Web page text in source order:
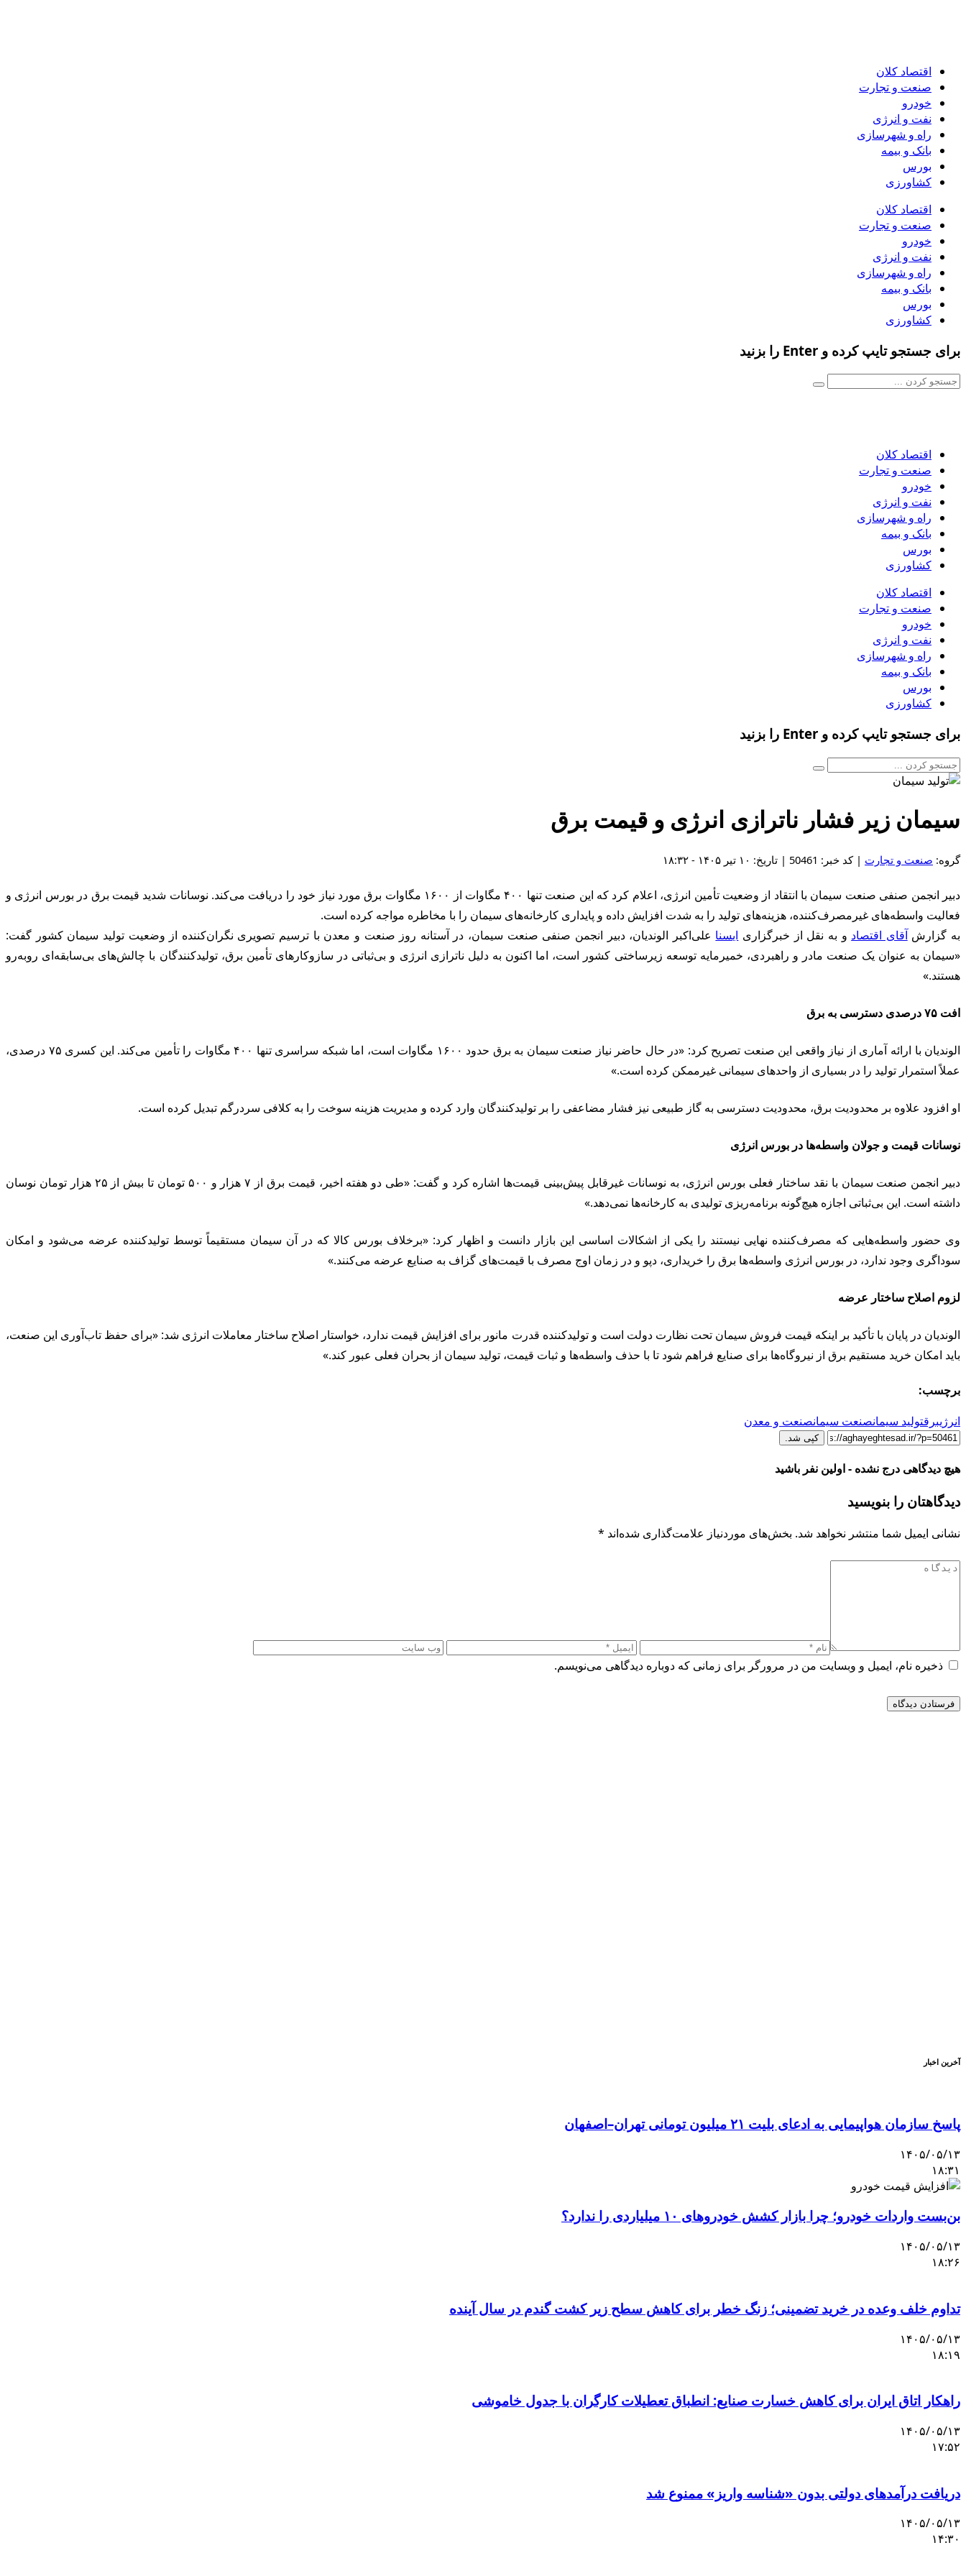
اقتصاد کلان
صنعت و تجارت
خودرو
نفت و انرژی
راه و شهرسازی
بانک و بیمه
بورس
کشاورزی
اقتصاد کلان
صنعت و تجارت
خودرو
نفت و انرژی
راه و شهرسازی
بانک و بیمه
بورس
کشاورزی
برای جستجو تایپ کرده و Enter را بزنید
اقتصاد کلان
صنعت و تجارت
خودرو
نفت و انرژی
راه و شهرسازی
بانک و بیمه
بورس
کشاورزی
اقتصاد کلان
صنعت و تجارت
خودرو
نفت و انرژی
راه و شهرسازی
بانک و بیمه
بورس
کشاورزی
برای جستجو تایپ کرده و Enter را بزنید
سیمان زیر فشار ناترازی انرژی و قیمت برق
گروه: صنعت و تجارت | کد خبر: 50461 | تاریخ: ۱۰ تیر ۱۴۰۵ - ۱۸:۳۲
دبیر انجمن صنفی صنعت سیمان با انتقاد از وضعیت تأمین انرژی، اعلام کرد که این صنعت تنها ۴۰۰ مگاوات از ۱۶۰۰ مگاوات برق مورد نیاز خود را دریافت می‌کند. نوسانات شدید قیمت برق در بورس انرژی و
فعالیت واسطه‌های غیرمصرف‌کننده، هزینه‌های تولید را به شدت افزایش داده و پایداری کارخانه‌های سیمان را با مخاطره مواجه کرده است.
به گزارشآقای اقتصاد و به نقل از خبرگزاری ایسنا علی‌اکبر الوندیان، دبیر انجمن صنفی صنعت سیمان، در آستانه روز صنعت و معدن با ترسیم تصویری نگران‌کننده از وضعیت تولید سیمان کشور گفت:
«سیمان به عنوان یک صنعت مادر و راهبردی، خمیرمایه توسعه زیرساختی کشور است، اما اکنون به دلیل ناترازی انرژی و بی‌ثباتی در سازوکارهای تأمین برق، تولیدکنندگان با چالش‌های بی‌سابقه‌ای روبه‌رو
هستند.»
افت ۷۵ درصدی دسترسی به برق
الوندیان با ارائه آماری از نیاز واقعی این صنعت تصریح کرد: «در حال حاضر نیاز صنعت سیمان به برق حدود ۱۶۰۰ مگاوات است، اما شبکه سراسری تنها ۴۰۰ مگاوات را تأمین می‌کند. این کسری ۷۵ درصدی،
عملاً استمرار تولید را در بسیاری از واحدهای سیمانی غیرممکن کرده است.»
او افزود علاوه بر محدودیت برق، محدودیت دسترسی به گاز طبیعی نیز فشار مضاعفی را بر تولیدکنندگان وارد کرده و مدیریت هزینه سوخت را به کلافی سردرگم تبدیل کرده است.
نوسانات قیمت و جولان واسطه‌ها در بورس انرژی
دبیر انجمن صنعت سیمان با نقد ساختار فعلی بورس انرژی، به نوسانات غیرقابل پیش‌بینی قیمت‌ها اشاره کرد و گفت: «طی دو هفته اخیر، قیمت برق از ۷ هزار و ۵۰۰ تومان تا بیش از ۲۵ هزار تومان نوسان
داشته است. این بی‌ثباتی اجازه هیچ‌گونه برنامه‌ریزی تولیدی به کارخانه‌ها نمی‌دهد.»
وی حضور واسطه‌هایی که مصرف‌کننده نهایی نیستند را یکی از اشکالات اساسی این بازار دانست و اظهار کرد: «برخلاف بورس کالا که در آن سیمان مستقیماً توسط تولیدکننده عرضه می‌شود و امکان
سوداگری وجود ندارد، در بورس انرژی واسطه‌ها برق را خریداری، دپو و در زمان اوج مصرف با قیمت‌های گزاف به صنایع عرضه می‌کنند.»
لزوم اصلاح ساختار عرضه
الوندیان در پایان با تأکید بر اینکه قیمت فروش سیمان تحت نظارت دولت است و تولیدکننده قدرت مانور برای افزایش قیمت ندارد، خواستار اصلاح ساختار معاملات انرژی شد: «برای حفظ تاب‌آوری این صنعت،
باید امکان خرید مستقیم برق از نیروگاه‌ها برای صنایع فراهم شود تا با حذف واسطه‌ها و ثبات قیمت، تولید سیمان از بحران فعلی عبور کند.»
برچسب:
انرژیبرقتولید سیمانصنعت سیمانصنعت و معدن
کپی شد.
هیچ دیدگاهی درج نشده - اولین نفر باشید
دیدگاهتان را بنویسید
نشانی ایمیل شما منتشر نخواهد شد. بخش‌های موردنیاز علامت‌گذاری شده‌اند *
ذخیره نام، ایمیل و وبسایت من در مرورگر برای زمانی که دوباره دیدگاهی می‌نویسم.
آخرین اخبار
پاسخ سازمان هواپیمایی به ادعای بلیت ۲۱ میلیون تومانی تهران–اصفهان
۱۴۰۵/۰۵/۱۳
۱۸:۳۱
بن‌بست واردات خودرو؛ چرا بازار کشش خودروهای ۱۰ میلیاردی را ندارد؟
۱۴۰۵/۰۵/۱۳
۱۸:۲۶
تداوم خلف وعده در خرید تضمینی؛ زنگ خطر برای کاهش سطح زیر کشت گندم در سال آینده
۱۴۰۵/۰۵/۱۳
۱۸:۱۹
راهکار اتاق ایران برای کاهش خسارت صنایع: انطباق تعطیلات کارگران با جدول خاموشی
۱۴۰۵/۰۵/۱۳
۱۷:۵۲
دریافت درآمدهای دولتی بدون «شناسه واریز» ممنوع شد
۱۴۰۵/۰۵/۱۳
۱۴:۳۰